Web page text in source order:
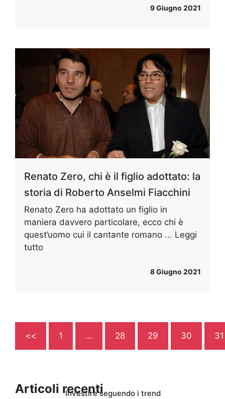
9 Giugno 2021
Renato Zero, chi è il figlio adottato: la
storia di Roberto Anselmi Fiacchini
Renato Zero ha adottato un figlio in
maniera davvero particolare, ecco chi è
quest’uomo cui il cantante romano ... Leggi
tutto
8 Giugno 2021
<< 1 … 28 29 30 31
Articoli recentiInvestire seguendo i trend